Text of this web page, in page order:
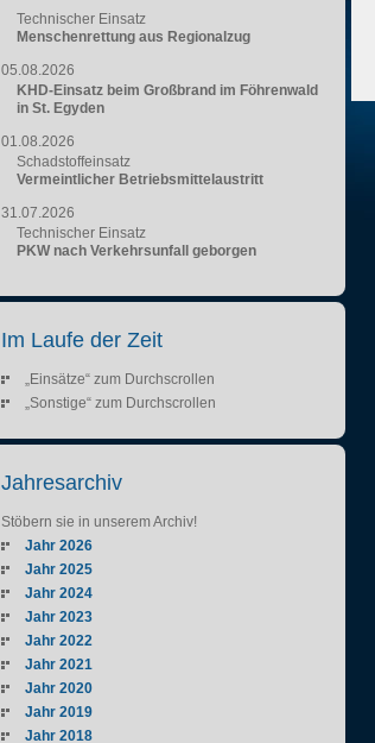
Technischer Einsatz
Menschenrettung aus Regionalzug
05.08.2026
KHD-Einsatz beim Großbrand im Föhrenwald
in St. Egyden
01.08.2026
Schadstoffeinsatz
Vermeintlicher Betriebsmittelaustritt
31.07.2026
Technischer Einsatz
PKW nach Verkehrsunfall geborgen
Im Laufe der Zeit
„Einsätze“ zum Durchscrollen
„Sonstige“ zum Durchscrollen
Jahresarchiv
Stöbern sie in unserem Archiv!
Jahr 2026
Jahr 2025
Jahr 2024
Jahr 2023
Jahr 2022
Jahr 2021
Jahr 2020
Jahr 2019
Jahr 2018